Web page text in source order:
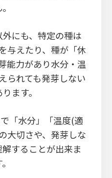
にも、特定の種は
与えたり、種が「休
能力があり水分・温
られても発芽しない
ます。
「水分」「温度(適
大切さや、発芽しな
することが出来ま